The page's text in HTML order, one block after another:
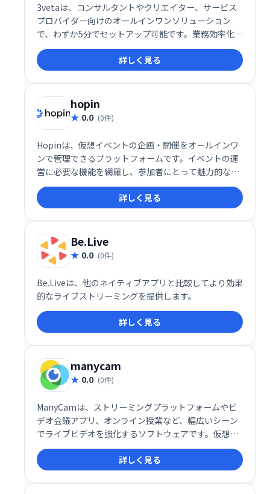
3vetaは、コンサルタントやクリエイター、サービス
プロバイダー向けのオールインワンソリューション
で、わずか5分でセットアップ可能です。業務効率化を
支援し、スムーズな業務遂行を実現するための便利な
ツールとして推奨されています。
詳しく見る
hopin
0.0 (0件)
Hopinは、仮想イベントの企画・開催をオールインワ
ンで管理できるプラットフォームです。イベントの運
営に必要な機能を網羅し、参加者にとって魅力的な体
験を提供します。スムーズなイベント実施と参加者エ
ンゲージメントの向上を実現し、オンラインイベント
を成功に導きます。
詳しく見る
Be.Live
0.0 (0件)
Be.Liveは、他のネイティブアプリと比較してより効果
的なライブストリーミングを提供します。
詳しく見る
manycam
0.0 (0件)
ManyCamは、ストリーミングプラットフォームやビ
デオ会議アプリ、オンライン授業など、幅広いシーン
でライブビデオを強化するソフトウェアです。仮想背
景やエフェクトの追加、複数のカメラ切り替えなどの
高度な機能を搭載し、ビデオ通話や配信をより魅力的
に演出します。プロフェッショナルから初心者まで使
いやすい設計で、様々な用途に対応可能です。
詳しく見る